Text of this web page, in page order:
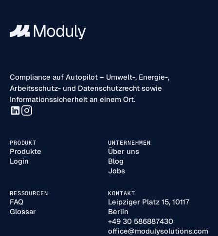
Compliance auf Autopilot – Umwelt-, Energie-,
Arbeitsschutz- und Datenschutzrecht sowie
Informationssicherheit an einem Ort.
PRODUKT
Produkte
Login
UNTERNEHMEN
Über uns
Blog
Jobs
RESSOURCEN
FAQ
Glossar
KONTAKT
Leipziger Platz 15, 10117
Berlin
+49 30 586887430
office@modulysolutions.com